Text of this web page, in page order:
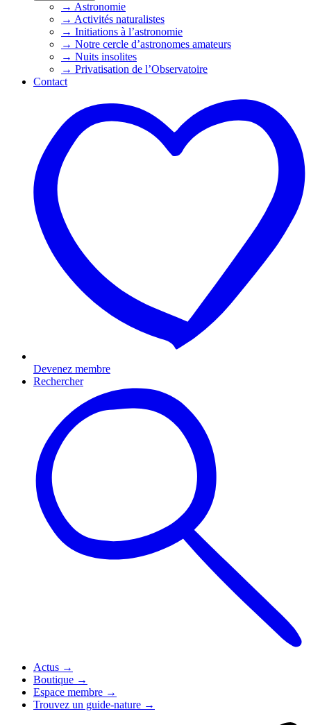
→ Astronomie
→ Activités naturalistes
→ Initiations à l’astronomie
→ Notre cercle d’astronomes amateurs
→ Nuits insolites
→ Privatisation de l’Observatoire
Contact
Devenez membre
Rechercher
Actus →
Boutique →
Espace membre →
Trouvez un guide-nature →